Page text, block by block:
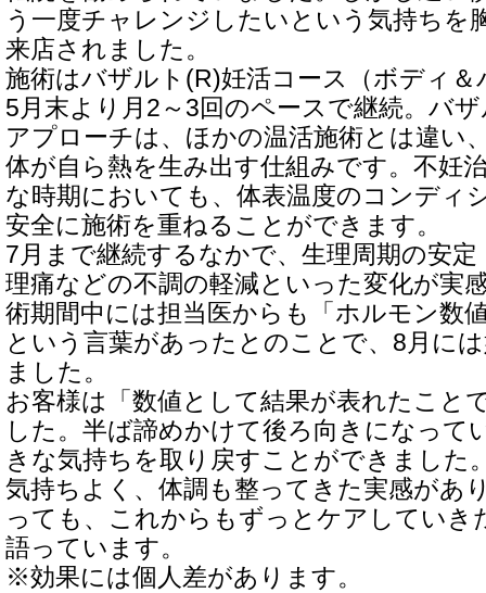
う一度チャレンジしたいという気持ちを
来店されました。
施術はバザルト(R)妊活コース（ボディ
5月末より月2～3回のペースで継続。バ
アプローチは、ほかの温活施術とは違い
体が自ら熱を生み出す仕組みです。不妊
な時期においても、体表温度のコンディ
安全に施術を重ねることができます。
7月まで継続するなかで、生理周期の安
理痛などの不調の軽減といった変化が実
術期間中には担当医からも「ホルモン数
という言葉があったとのことで、8月に
ました。
お客様は「数値として結果が表れたこと
した。半ば諦めかけて後ろ向きになって
きな気持ちを取り戻すことができました
気持ちよく、体調も整ってきた実感があ
っても、これからもずっとケアしていき
語っています。
※効果には個人差があります。